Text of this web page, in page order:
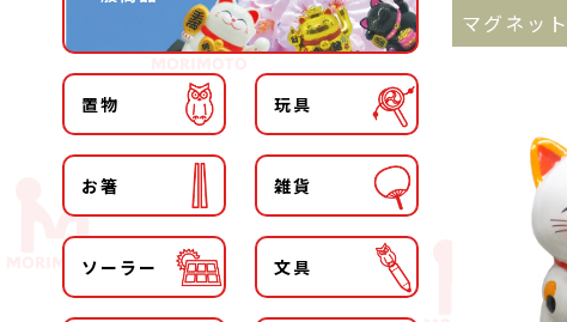
マグネット
置物 玩具
お箸 雑貨
ソーラー 文具